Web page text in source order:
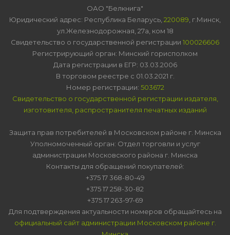
ОАО "Белкнига"
Юридический адрес: Республика Беларусь, 220089 , г.Минск,
ул.Железнодорожная, 27а, ком 18
Свидетельство о государственной регистрации 100026606
Регистрирующий орган: Минский горисполком
Дата регистрации в ЕГР: 03.03.2006
В торговом реестре с 01.03.2021 г.
Номер регистрации: 503672
Свидетельство о государственной регистрации издателя,
изготовителя, распространителя печатных изданий
Защита прав потребителей в Московском районе г. Минска
Уполномоченный орган: Отдел торговли и услуг
администрации Московского района г. Минска
Контакты для обращений покупателей:
+375 17 368-80-49
+375 17 258-30-82
+375 17 263-97-69
Для подтверждения актуальности номеров обращайтесь на
официальный сайт администрации Московском районе г.